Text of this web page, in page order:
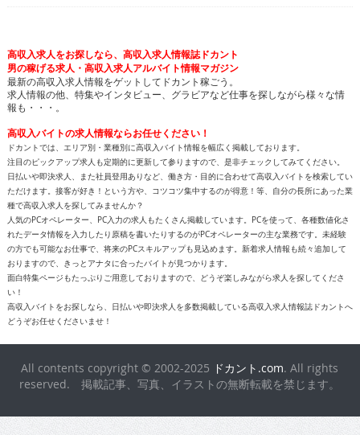
高収入求人をお探しなら、高収入求人情報誌ドカント
男の稼げる求人・高収入求人アルバイト情報マガジン
最新の高収入求人情報をゲットしてドカント稼ごう。
求人情報の他、特集やインタビュー、グラビアなど仕事を探しながら様々な情
報も・・・。
高収入バイトの求人情報ならお任せください！
ドカントでは、エリア別・業種別に高収入バイト情報を幅広く掲載しております。
注目のピックアップ求人も定期的に更新して参りますので、是非チェックしてみてください。
日払いや即決求人、また社員登用ありなど、働き方・目的に合わせて高収入バイトを検索してい
ただけます。接客が好き！という方や、コツコツ集中するのが得意！等、自分の長所にあった業
種で高収入求人を探してみませんか？
人気のPCオペレーター、PC入力の求人もたくさん掲載しています。PCを使って、各種数値化さ
れたデータ情報を入力したり原稿を書いたりするのがPCオペレーターの主な業務です。未経験
の方でも可能なお仕事で、将来のPCスキルアップも見込めます。新着求人情報も続々追加して
おりますので、きっとアナタに合ったバイトが見つかります。
面白特集ページもたっぷりご用意しておりますので、どうぞ楽しみながら求人を探してくださ
い！
高収入バイトをお探しなら、日払いや即決求人を多数掲載している高収入求人情報誌ドカントへ
どうぞお任せくださいませ！
All contents copyright © 2002-2025 ドカント.com. All rights
reserved. 掲載記事、写真、イラストの無断転載を禁じます。